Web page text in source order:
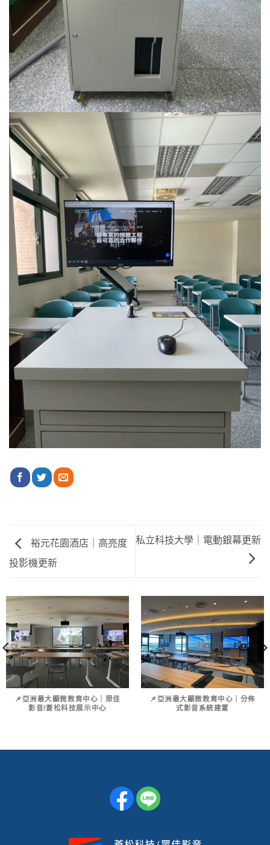
裕元花園酒店｜高亮度
投影機更新
私立科技大學｜電動銀幕更新
📌亞洲最大顯微教育中心｜眾佳
影音/蒼松科技展示中心
📌亞洲最大顯微教育中心｜分佈
式影音系統建置